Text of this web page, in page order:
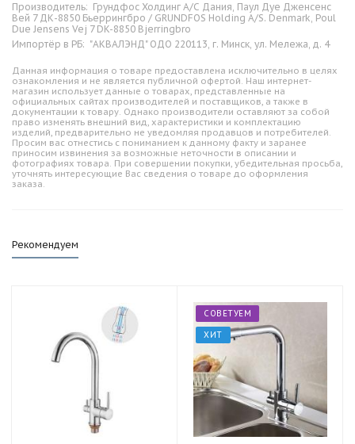
Производитель: Грундфос Холдинг А/С Дания, Паул Дуе Дженсенс
Вей 7 ДК-8850 Бьеррингбро / GRUNDFOS Holding A/S. Denmark, Poul
Due Jensens Vej 7 DK-8850 Bjerringbro
Импортёр в РБ: "АКВАЛЭНД" ОДО 220113, г. Минск, ул. Мележа, д. 4
Данная информация о товаре предоставлена исключительно в целях
ознакомления и не является публичной офертой. Наш интернет-
магазин использует данные о товарах, представленные на
официальных сайтах производителей и поставщиков, а также в
документации к товару. Однако производители оставляют за собой
право изменять внешний вид, характеристики и комплектацию
изделий, предварительно не уведомляя продавцов и потребителей.
Просим вас отнестись с пониманием к данному факту и заранее
приносим извинения за возможные неточности в описании и
фотографиях товара. При совершении покупки, убедительная просьба,
уточнять интересующие Вас сведения о товаре до оформления
заказа.
Рекомендуем
СОВЕТУЕМ
ХИТ